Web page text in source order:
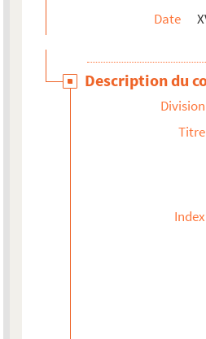
de plus grandes dimensions, ayant 7
Date
Description du
Division
Titre
Index